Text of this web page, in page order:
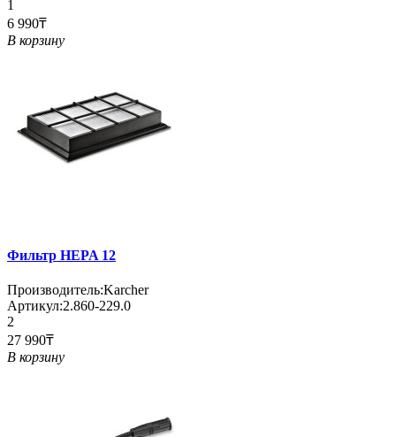
1
6 990₸
В корзину
Фильтр HEPA 12
Производитель:Karcher
Артикул:2.860-229.0
2
27 990₸
В корзину